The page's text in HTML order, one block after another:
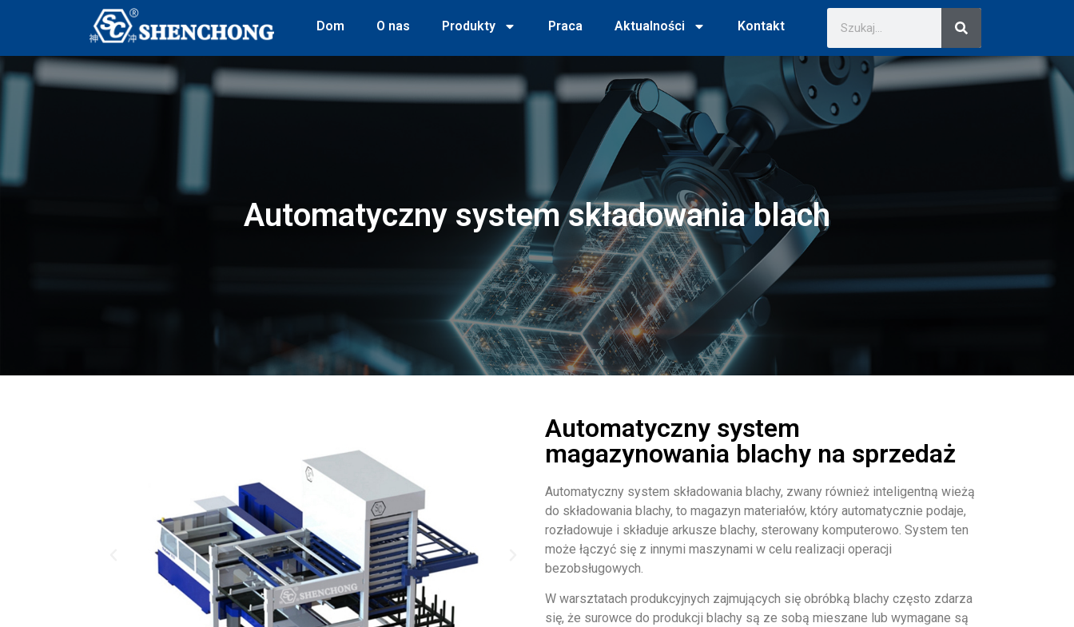
Dom O nas Produkty Praca Aktualności Kontakt
Automatyczny system składowania blach
Automatyczny system
magazynowania blachy na sprzedaż
Automatyczny system składowania blachy, zwany również inteligentną wieżą
do składowania blachy, to magazyn materiałów, który automatycznie podaje,
rozładowuje i składuje arkusze blachy, sterowany komputerowo. System ten
może łączyć się z innymi maszynami w celu realizacji operacji
bezobsługowych.
W warsztatach produkcyjnych zajmujących się obróbką blachy często zdarza
się, że surowce do produkcji blachy są ze sobą mieszane lub wymagane są